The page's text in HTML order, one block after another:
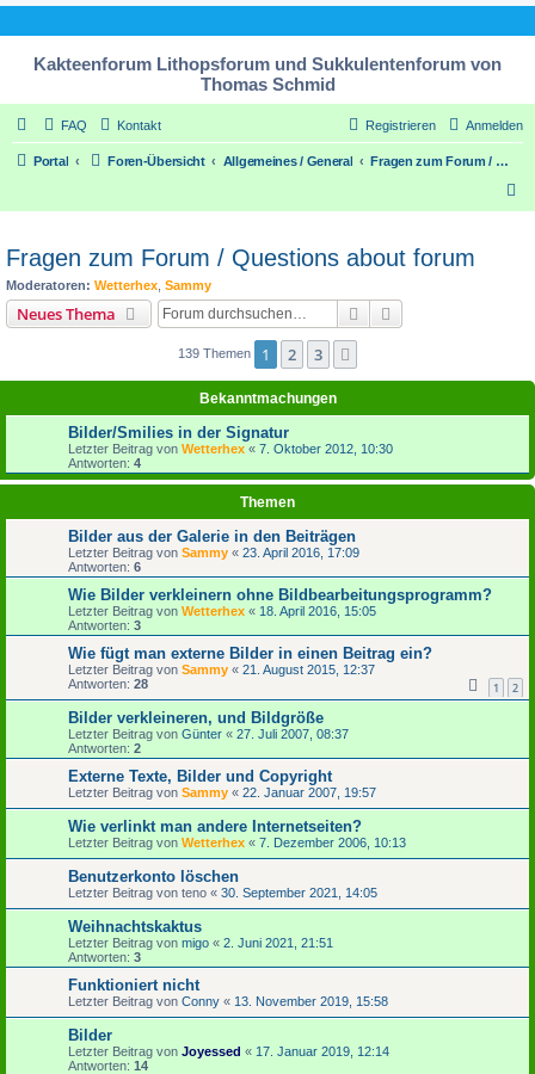
Kakteenforum Lithopsforum und Sukkulentenforum von
Thomas Schmid
FAQ Kontakt Anmelden
Registrieren
Portal Foren-Übersicht Allgemeines / General
Fragen zum Forum / Questions about forum
Fragen zum Forum / Questions about forum
Moderatoren: Wetterhex Sammy
Neues Thema Suche
139 Themen 1 2 3
Bekanntmachungen
Bilder/Smilies in der Signatur
Letzter Beitrag von Wetterhex « 7. Oktober 2012, 10:30
Antworten: 4
Themen
Bilder aus der Galerie in den Beiträgen
Letzter Beitrag von Sammy « 23. April 2016, 17:09
Antworten: 6
Wie Bilder verkleinern ohne Bildbearbeitungsprogramm?
Letzter Beitrag von Wetterhex « 18. April 2016, 15:05
Antworten: 3
Wie fügt man externe Bilder in einen Beitrag ein?
Letzter Beitrag von Sammy « 21. August 2015, 12:37
Antworten: 28 1 2
Bilder verkleineren, und Bildgröße
Letzter Beitrag von Günter « 27. Juli 2007, 08:37
Antworten: 2
Externe Texte, Bilder und Copyright
Letzter Beitrag von Sammy « 22. Januar 2007, 19:57
Wie verlinkt man andere Internetseiten?
Letzter Beitrag von Wetterhex « 7. Dezember 2006, 10:13
Benutzerkonto löschen
Letzter Beitrag von teno « 30. September 2021, 14:05
Weihnachtskaktus
Letzter Beitrag von migo « 2. Juni 2021, 21:51
Antworten: 3
Funktioniert nicht
Letzter Beitrag von Conny « 13. November 2019, 15:58
Bilder
Letzter Beitrag von Joyessed « 17. Januar 2019, 12:14
Antworten: 14